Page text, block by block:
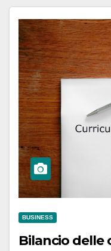
BUSINESS
Bilancio delle